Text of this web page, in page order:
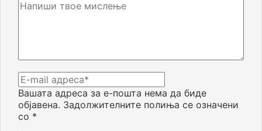
Вашата адреса за е-пошта нема да биде
објавена. Задолжителните полиња се означени
со *